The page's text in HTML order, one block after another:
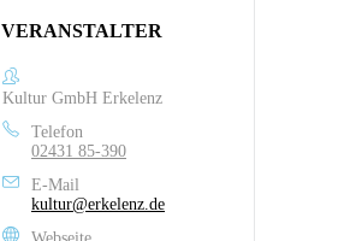
VERANSTALTER
Kultur GmbH Erkelenz
Telefon
02431 85-390
E-Mail
kultur@erkelenz.de